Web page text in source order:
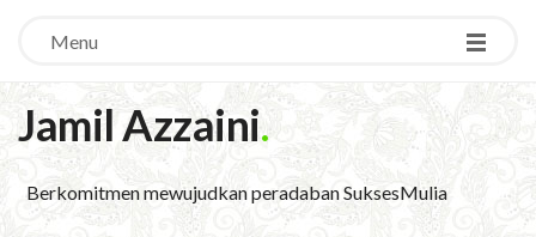
Menu
Jamil Azzaini.
Berkomitmen mewujudkan peradaban SuksesMulia